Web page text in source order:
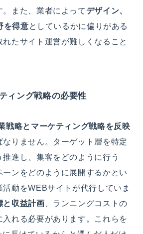
また、業者によって デザイン、
を得意としているかに偏りがある
たサイト運営が難しくなること
ィング戦略の必要性
戦略とマーケティング戦略を反映
なりません。ターゲット層を特定
推進し、集客をどのように行う
ンをどのように展開するかとい
活動をWEBサイトが代行していま
と収益計画 、ランニングコストの
入れる必要があります。これらを